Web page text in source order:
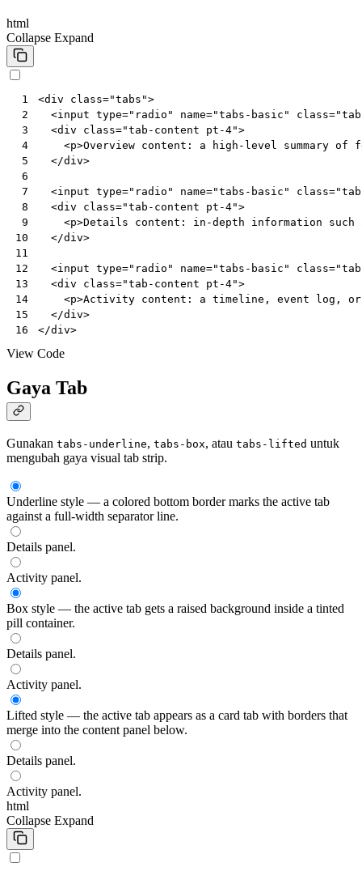
html
Collapse Expand
1
2
3
4
5
6
7
8
9
10
11
12
13
14
15
16
<div class="tabs">
<input type="radio" name="tabs-basic" class=
<div class="tab-content pt-4">
<p>Overview content: a high-level summary
</div>
<input type="radio" name="tabs-basic" class=
<div class="tab-content pt-4">
<p>Details content: in-depth information such
</div>
<input type="radio" name="tabs-basic" class=
<div class="tab-content pt-4">
<p>Activity content: a timeline, event log,
</div>
</div>
View Code
Gaya Tab
Gunakan tabs-underline, tabs-box, atau tabs-lifted untuk
mengubah gaya visual tab strip.
Underline style — a colored bottom border marks the active tab
against a full-width separator line.
Details panel.
Activity panel.
Box style — the active tab gets a raised background inside a tinted
pill container.
Details panel.
Activity panel.
Lifted style — the active tab appears as a card tab with borders that
merge into the content panel below.
Details panel.
Activity panel.
html
Collapse Expand